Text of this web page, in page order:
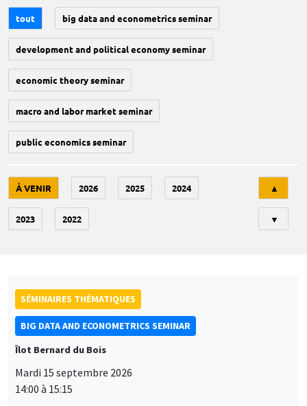
tout big data and econometrics seminar
development and political economy seminar
economic theory seminar
macro and labor market seminar
public economics seminar
À VENIR 2026 2025 2024
2023 2022
▲
▼
SÉMINAIRES THÉMATIQUES
BIG DATA AND ECONOMETRICS SEMINAR
Îlot Bernard du Bois
Mardi 15 septembre 2026
14:00 à 15:15